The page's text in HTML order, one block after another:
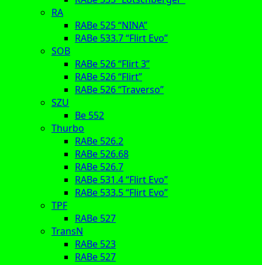
RA
RABe 525 “NINA”
RABe 533.7 “Flirt Evo”
SOB
RABe 526 “Flirt 3”
RABe 526 “Flirt”
RABe 526 “Traverso”
SZU
Be 552
Thurbo
RABe 526.2
RABe 526.68
RABe 526.7
RABe 531.4 “Flirt Evo”
RABe 533.5 “Flirt Evo”
TPF
RABe 527
TransN
RABe 523
RABe 527